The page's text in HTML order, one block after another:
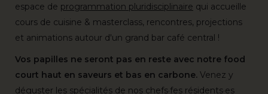
espace de programmation pluridisciplinaire qui accueille
cours de cuisine & masterclass, rencontres, projections
et animations autour d'un grand bar café central !
Vos papilles ne seront pas en reste avec notre food
court haut en saveurs et bas en carbone. Venez y
déguster les spécialités de nos chefs·fes résidents·es